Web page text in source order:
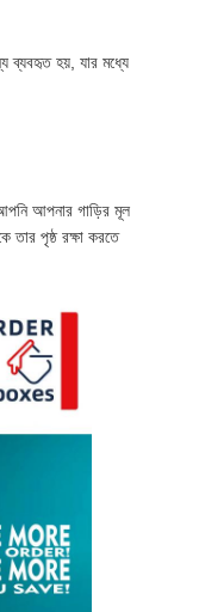
ব্যবহৃত হয়, যার মধ্যে
আপনার গাড়ির মূল
তার পৃষ্ঠ রক্ষা করতে